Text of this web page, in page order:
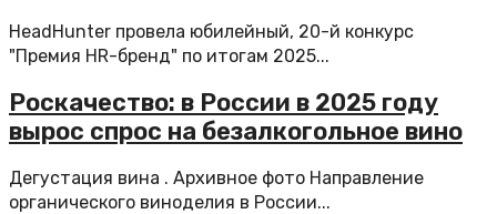
HeadHunter провела юбилейный, 20-й конкурс
"Премия HR-бренд" по итогам 2025...
Роскачество: в России в 2025 году
вырос спрос на безалкогольное вино
Дегустация вина . Архивное фото Направление
органического виноделия в России...